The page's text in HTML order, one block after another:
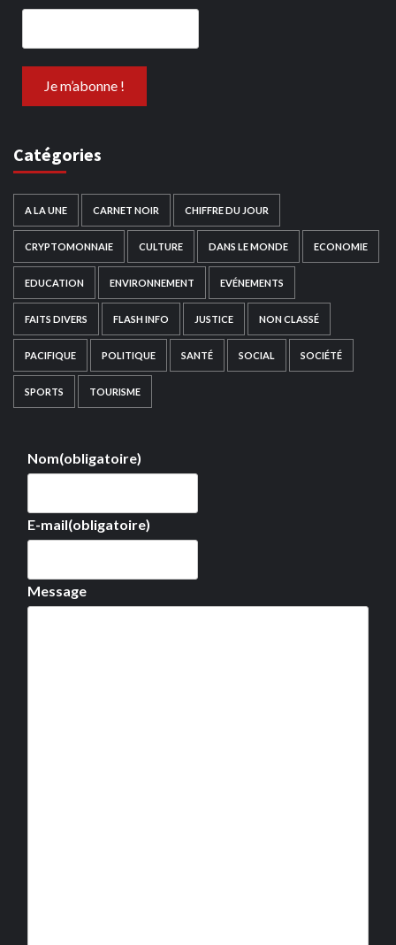
Catégories
A LA UNE CARNET NOIR CHIFFRE DU JOUR
CRYPTOMONNAIE CULTURE DANS LE MONDE ECONOMIE
EDUCATION ENVIRONNEMENT EVÉNEMENTS
FAITS DIVERS FLASH INFO JUSTICE NON CLASSÉ
PACIFIQUE POLITIQUE SANTÉ SOCIAL SOCIÉTÉ
SPORTS TOURISME
Nom(obligatoire)
E-mail(obligatoire)
Message